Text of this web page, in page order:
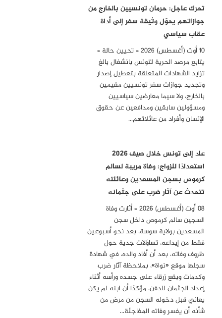
تحرك عاجل: حرمان تونسيين بالخارج من
جوازاتهم يحوّل وثيقة سفر إلى أداة
عقاب سياسي
10 أوت (أغسطس) 2026 – تحيين حالة –
يتابع مرصد الحرية لتونس بانشغال بالغ
تزايد الشهادات المتعلقة بتعطيل إصدار
وتجديد جوازات سفر تونسيين مقيمين
بالخارج، ولا سيما معارضين سياسيين
ومسؤولين سابقين ومدافعين عن حقوق
الإنسان وأفراد من عائلاتهم…
عاد إلى تونس خلال صيف 2026
استعدادًا للزواج: وفاة مريبة لسالم
كرموص بسجن المسعدين وعائلته
تتحدث عن آثار ضرب على جثمانه
08 أوت (أغسطس) 2026 – أثارت وفاة
السجين سالم كرموص داخل سجن
المسعدين بولاية سوسة، بعد نحو أسبوعين
فقط من إيداعه، تساؤلات جدية حول
ظروف وفاته، بعد أن أفاد والده، في شهادة
سجلها موقع «نواة»، بملاحظة آثار ضرب
وكدمات وبقع زرقاء على جسده ورأسه أثناء
إعداد الجثمان للدفن، مؤكدًا أن ابنه لم يكن
يعاني قبل دخوله السجن من مرض من
شأنه أن يفسر وفاته المفاجئة…